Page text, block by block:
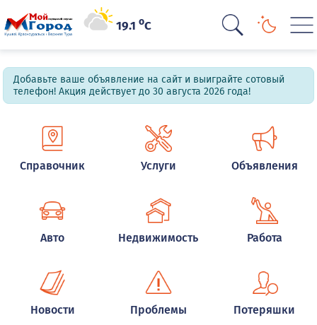
19.1oC
Добавьте ваше объявление на сайт и выиграйте сотовый
телефон! Акция действует до 30 августа 2026 года!
Справочник Услуги Объявления
Авто Недвижимость Работа
Новости Проблемы Потеряшки